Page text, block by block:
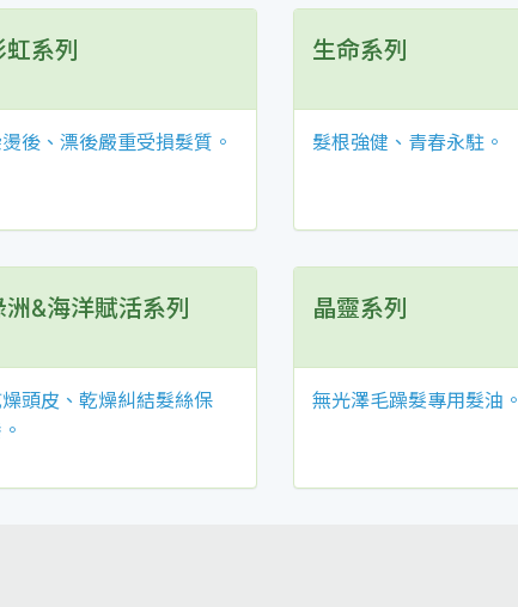
虹系列
後、漂後嚴重受損髮質。
生命系列
髮根強健、青春永駐。
洲&海洋賦活系列
頭皮、乾燥糾結髮絲保
晶靈系列
無光澤毛躁髮專用髮油。